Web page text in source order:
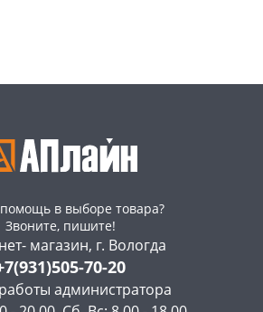
в выборе товара?
Звоните, пишите!
магазин, г. Вологда
70-20
администратора